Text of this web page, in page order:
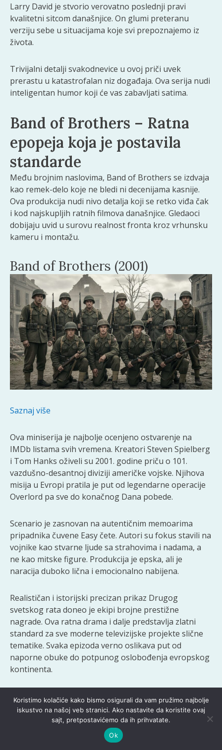
Larry David je stvorio verovatno poslednji pravi
kvalitetni sitcom današnjice. On glumi preteranu
verziju sebe u situacijama koje svi prepoznajemo iz
života.
Trivijalni detalji svakodnevice u ovoj priči uvek
prerastu u katastrofalan niz događaja. Ova serija nudi
inteligentan humor koji će vas zabavljati satima.
Band of Brothers – Ratna
epopeja koja je postavila
standarde
Među brojnim naslovima, Band of Brothers se izdvaja
kao remek-delo koje ne bledi ni decenijama kasnije.
Ova produkcija nudi nivo detalja koji se retko viđa čak
i kod najskupljih ratnih filmova današnjice. Gledaoci
dobijaju uvid u surovu realnost fronta kroz vrhunsku
kameru i montažu.
Band of Brothers (2001)
Saznaj više
Ova miniserija je najbolje ocenjeno ostvarenje na
IMDb listama svih vremena. Kreatori Steven Spielberg
i Tom Hanks oživeli su 2001. godine priču o 101.
vazdušno-desantnoj diviziji američke vojske. Njihova
misija u Evropi pratila je put od legendarne operacije
Overlord pa sve do konačnog Dana pobede.
Scenario je zasnovan na autentičnim memoarima
pripadnika čuvene Easy čete. Autori su fokus stavili na
vojnike kao stvarne ljude sa strahovima i nadama, a
ne kao mitske figure. Produkcija je epska, ali je
naracija duboko lična i emocionalno nabijena.
Realističan i istorijski precizan prikaz Drugog
svetskog rata doneo je ekipi brojne prestižne
nagrade. Ova ratna drama i dalje predstavlja zlatni
standard za sve moderne televizijske projekte slične
tematike. Svaka epizoda verno oslikava put od
naporne obuke do potpunog oslobođenja evropskog
kontinenta.
Generation Kill – Brutalna
realnost moderne ratne
Koristimo kolačiće kako bismo osigurali da vam pružimo najbolje
iskustvo na našoj veb stranici. Ako nastavite da koristite ovaj
sajt, pretpostavićemo da ih prihvatate.
Ok